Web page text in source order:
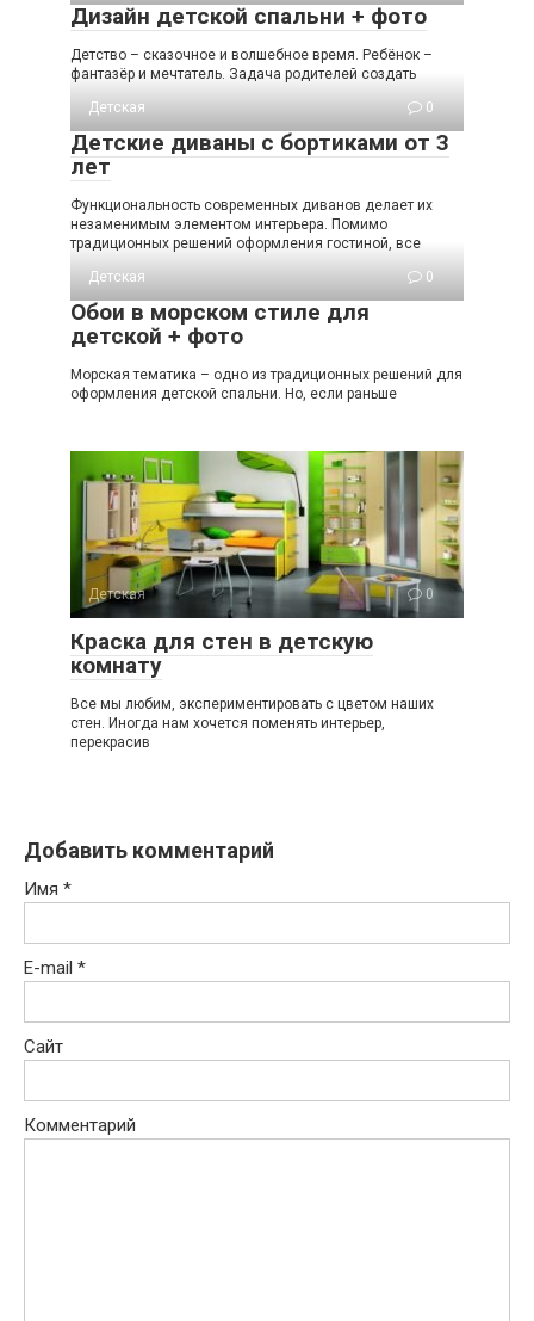
Дизайн детской спальни + фото
Детство – сказочное и волшебное время. Ребёнок –
фантазёр и мечтатель. Задача родителей создать
Детская
0
Детские диваны с бортиками от 3
лет
Функциональность современных диванов делает их
незаменимым элементом интерьера. Помимо
традиционных решений оформления гостиной, все
Детская
0
Обои в морском стиле для
детской + фото
Морская тематика – одно из традиционных решений для
оформления детской спальни. Но, если раньше
Детская 0
Краска для стен в детскую
комнату
Все мы любим, экспериментировать с цветом наших
стен. Иногда нам хочется поменять интерьер,
перекрасив
Добавить комментарий
Имя *
E-mail *
Сайт
Комментарий